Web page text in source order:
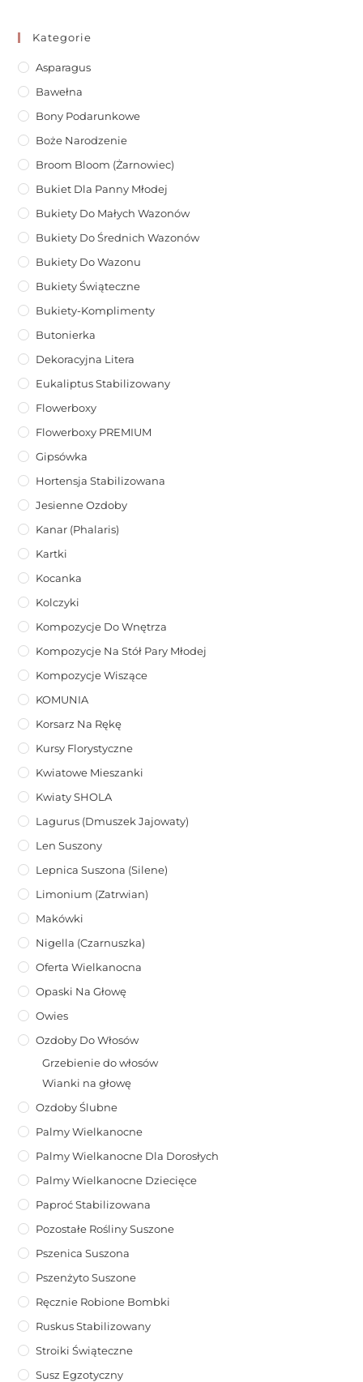
Kategorie
Asparagus
Bawełna
Bony Podarunkowe
Boże Narodzenie
Broom Bloom (żarnowiec)
Bukiet Dla Panny Młodej
Bukiety Do Małych Wazonów
Bukiety Do Średnich Wazonów
Bukiety Do Wazonu
Bukiety Świąteczne
Bukiety-Komplimenty
Butonierka
Dekoracyjna Litera
Eukaliptus Stabilizowany
Flowerboxy
Flowerboxy PREMIUM
Gipsówka
Hortensja Stabilizowana
Jesienne Ozdoby
Kanar (phalaris)
Kartki
Kocanka
Kolczyki
Kompozycje Do Wnętrza
Kompozycje Na Stół Pary Młodej
Kompozycje Wiszące
KOMUNIA
Korsarz Na Rękę
Kursy Florystyczne
Kwiatowe Mieszanki
Kwiaty SHOLA
Lagurus (dmuszek Jajowaty)
Len Suszony
Lepnica Suszona (Silene)
Limonium (zatrwian)
Makówki
Nigella (Czarnuszka)
Oferta Wielkanocna
Opaski Na Głowę
Owies
Ozdoby Do Włosów
Grzebienie do włosów
Wianki na głowę
Ozdoby Ślubne
Palmy Wielkanocne
Palmy Wielkanocne Dla Dorosłych
Palmy Wielkanocne Dziecięce
Paproć Stabilizowana
Pozostałe Rośliny Suszone
Pszenica Suszona
Pszenżyto Suszone
Ręcznie Robione Bombki
Ruskus Stabilizowany
Stroiki Świąteczne
Susz Egzotyczny